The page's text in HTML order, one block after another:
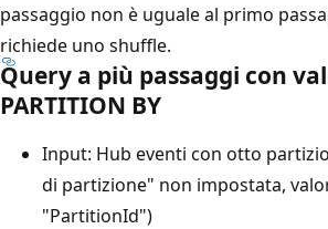
passaggio non è uguale al primo
richiede uno shuffle.
Query a più passaggi con
PARTITION BY
Input: Hub eventi con otto
di partizione" non impostata,
"PartitionId")